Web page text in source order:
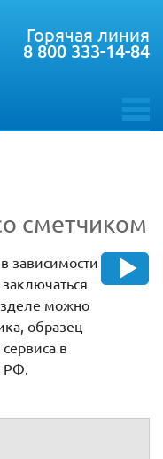
toggle
Горячая линия
8 800 333-14-84
сметчиком
зависимости
можно
образец
в
РФ.